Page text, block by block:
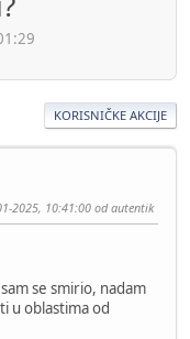
KORISNIČKE AKCIJE
2025, 10:41:00 od autentik
se smirio, nadam
u oblastima od